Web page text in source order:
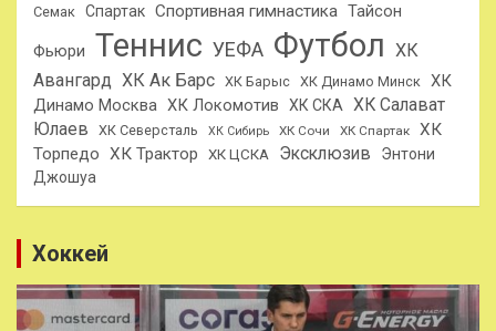
Семак Спартак Спортивная гимнастика Тайсон
Фьюри Теннис УЕФА Футбол ХК
Авангард ХК Ак Барс ХК Барыс ХК Динамо Минск ХК
Динамо Москва ХК Локомотив ХК СКА ХК Салават
Юлаев
ХК Северсталь ХК Сибирь ХК Сочи ХК Спартак
ХК
Торпедо ХК Трактор ХК ЦСКА Эксклюзив
Энтони
Джошуа
Хоккей